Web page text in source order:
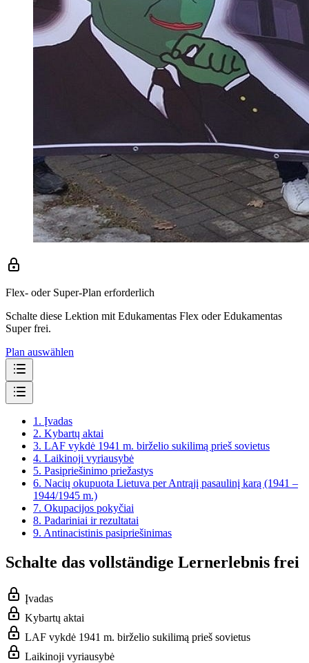
Flex- oder Super-Plan erforderlich
Schalte diese Lektion mit Edukamentas Flex oder Edukamentas
Super frei.
Plan auswählen
1. Įvadas
2. Kybartų aktai
3. LAF vykdė 1941 m. birželio sukilimą prieš sovietus
4. Laikinoji vyriausybė
5. Pasipriešinimo priežastys
6. Nacių okupuota Lietuva per Antrąjį pasaulinį karą (1941 –
1944/1945 m.)
7. Okupacijos pokyčiai
8. Padariniai ir rezultatai
9. Antinacistinis pasipriešinimas
Schalte das vollständige Lernerlebnis frei
Įvadas
Kybartų aktai
LAF vykdė 1941 m. birželio sukilimą prieš sovietus
Laikinoji vyriausybė